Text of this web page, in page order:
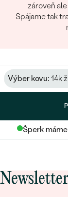
zároveň
Spájame tak
Výber kovu: 14k
Šperk